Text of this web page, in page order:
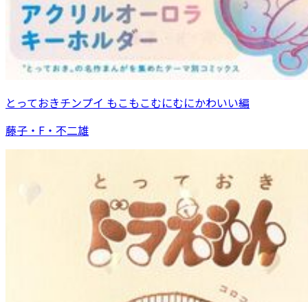
とっておきチンプイ もこもこむにむにかわいい編
藤子・F・不二雄